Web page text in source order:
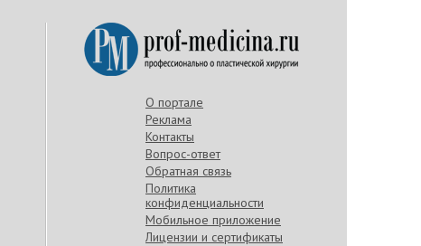
О портале
Реклама
Контакты
Вопрос-ответ
Обратная связь
Политика
конфиденциальности
Мобильное приложение
Лицензии и сертификаты